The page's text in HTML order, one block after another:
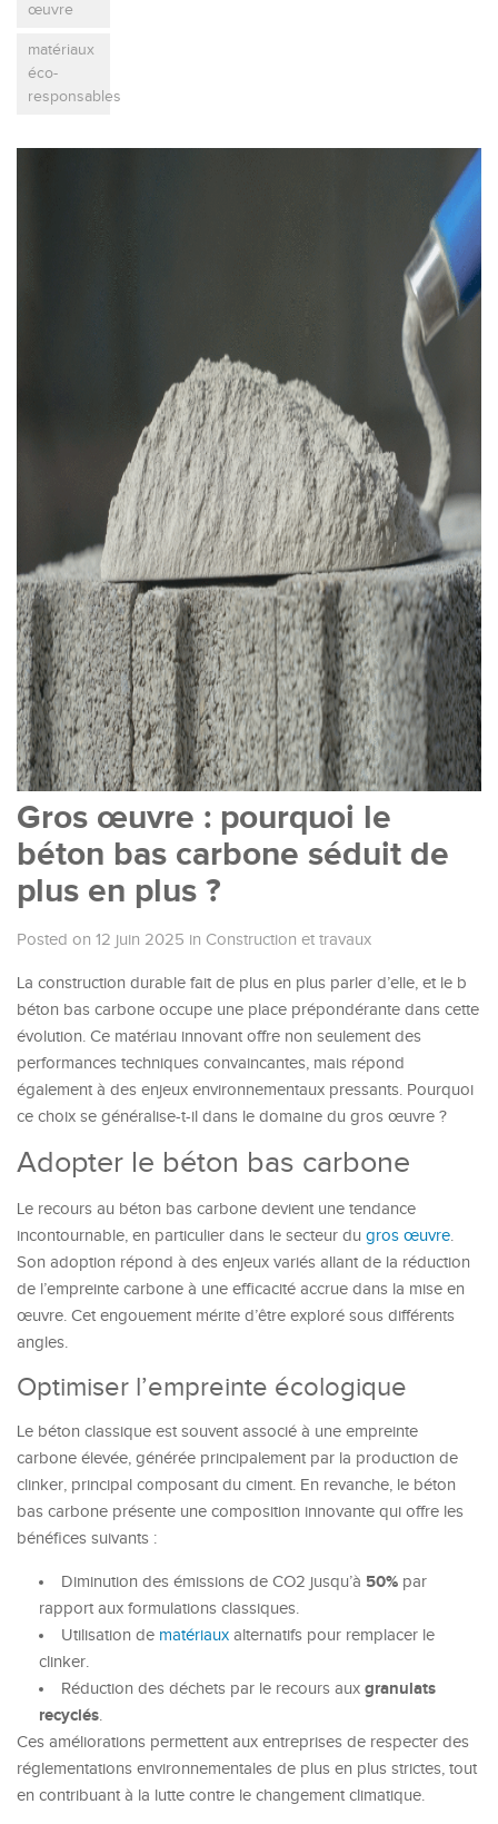
œuvre
matériaux
éco-
responsables
Gros œuvre : pourquoi le
béton bas carbone séduit de
plus en plus ?
Posted on 12 juin 2025 in Construction et travaux
La construction durable fait de plus en plus parler d’elle, et le b
béton bas carbone occupe une place prépondérante dans cette
évolution. Ce matériau innovant offre non seulement des
performances techniques convaincantes, mais répond
également à des enjeux environnementaux pressants. Pourquoi
ce choix se généralise-t-il dans le domaine du gros œuvre ?
Adopter le béton bas carbone
Le recours au béton bas carbone devient une tendance
incontournable, en particulier dans le secteur du gros œuvre.
Son adoption répond à des enjeux variés allant de la réduction
de l’empreinte carbone à une efficacité accrue dans la mise en
œuvre. Cet engouement mérite d’être exploré sous différents
angles.
Optimiser l’empreinte écologique
Le béton classique est souvent associé à une empreinte
carbone élevée, générée principalement par la production de
clinker, principal composant du ciment. En revanche, le béton
bas carbone présente une composition innovante qui offre les
bénéfices suivants :
Diminution des émissions de CO2 jusqu’à 50% par
rapport aux formulations classiques.
Utilisation de matériaux alternatifs pour remplacer le
clinker.
Réduction des déchets par le recours aux granulats
recyclés.
Ces améliorations permettent aux entreprises de respecter des
réglementations environnementales de plus en plus strictes, tout
en contribuant à la lutte contre le changement climatique.